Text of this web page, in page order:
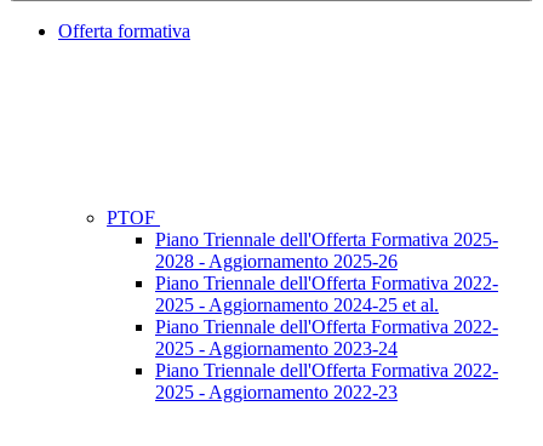
Offerta formativa
PTOF
Piano Triennale dell'Offerta Formativa 2025-
2028 - Aggiornamento 2025-26
Piano Triennale dell'Offerta Formativa 2022-
2025 - Aggiornamento 2024-25 et al.
Piano Triennale dell'Offerta Formativa 2022-
2025 - Aggiornamento 2023-24
Piano Triennale dell'Offerta Formativa 2022-
2025 - Aggiornamento 2022-23